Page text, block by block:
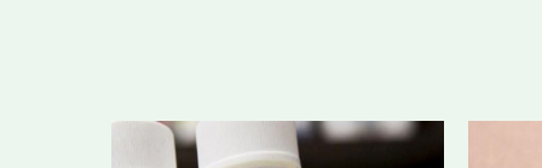
Hintaluokka:
176,45 €